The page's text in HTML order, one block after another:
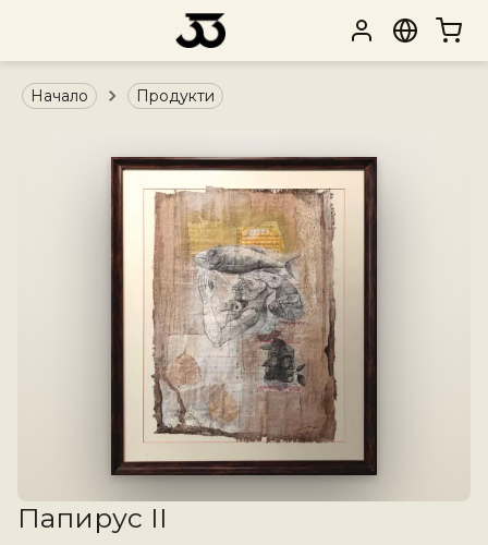
Начало Продукти
Папирус II